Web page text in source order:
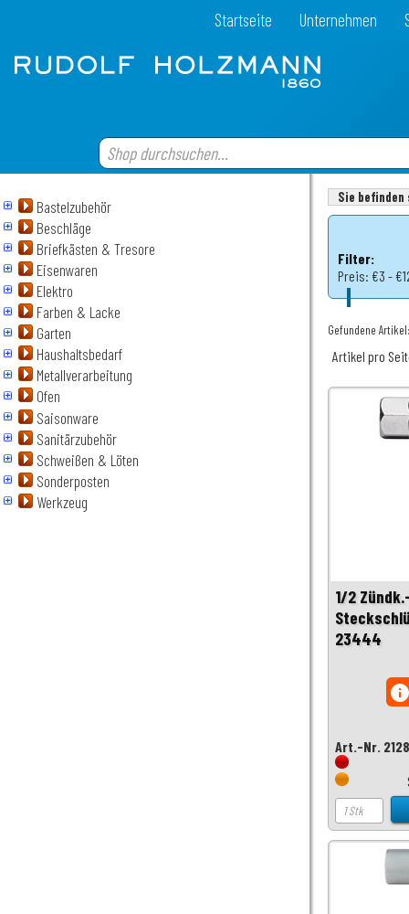
Startseite Unternehmen
Bastelzubehör
Beschläge
Briefkästen & Tresore
Eisenwaren
Elektro
Farben & Lacke
Garten
Haushaltsbedarf
Metallverarbeitung
Ofen
Saisonware
Sanitärzubehör
Schweißen & Löten
Sonderposten
Werkzeug
Sie
Filter:
Preis: €3 -
Gefundene
Artikel pro
1/2
23444
Art.-Nr.